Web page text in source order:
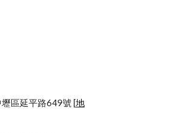
市中壢區延平路649號 [
地